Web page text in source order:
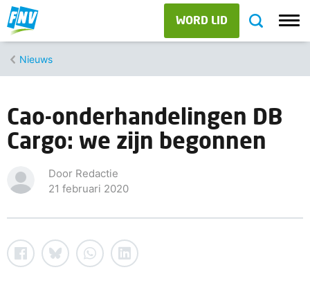
WORD LID
Nieuws
Cao-onderhandelingen DB
Cargo: we zijn begonnen
Door Redactie
21 februari 2020